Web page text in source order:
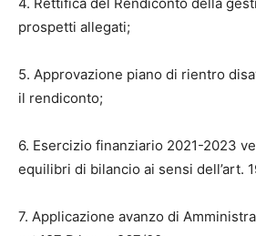
prospetti allegati;
5. Approvazione piano di rientro
il rendiconto;
6. Esercizio finanziario 2021-2023
equilibri di bilancio ai sensi dell’art.
7. Applicazione avanzo di